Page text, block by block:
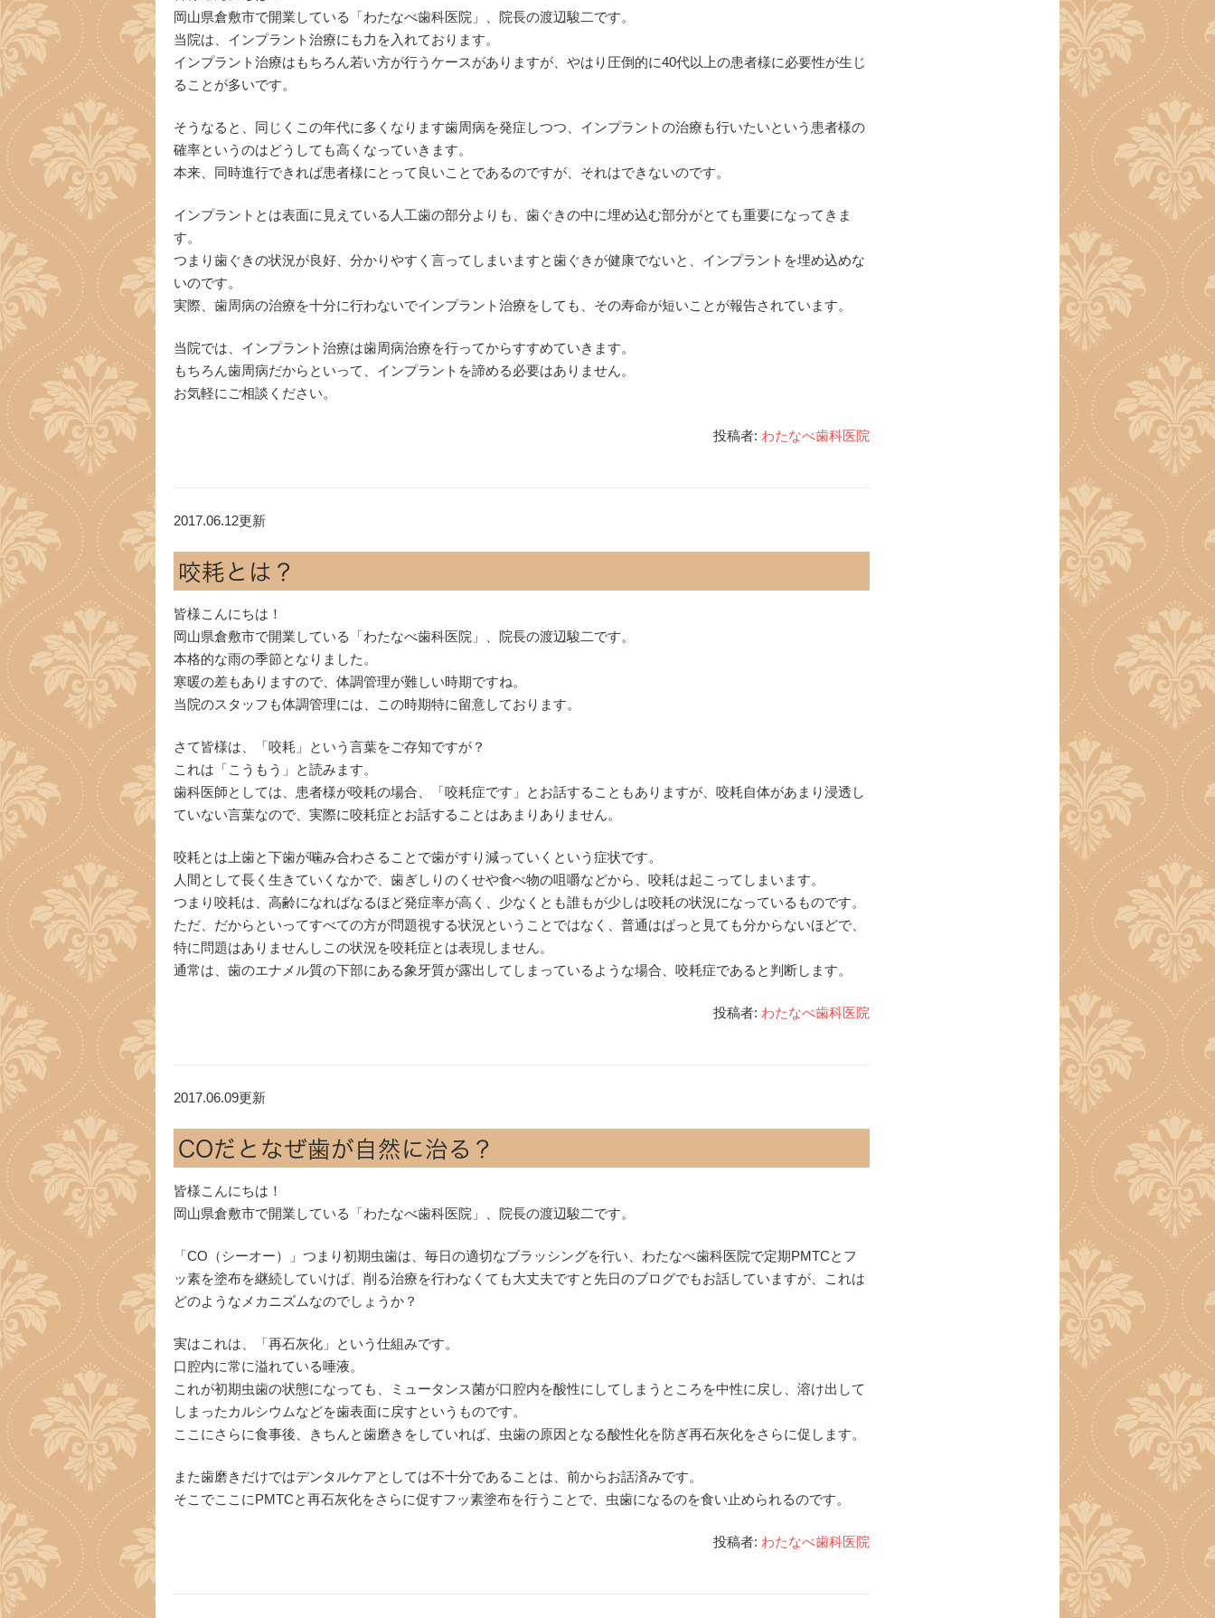
岡山県倉敷市で開業している「わたなべ歯科医院」、院長の渡辺駿二です。
当院は、インプラント治療にも力を入れております。
インプラント治療はもちろん若い方が行うケースがありますが、やはり圧倒的に40代以上の患者様に必要性が生じ
ることが多いです。
そうなると、同じくこの年代に多くなります歯周病を発症しつつ、インプラントの治療も行いたいという患者様の
確率というのはどうしても高くなっていきます。
本来、同時進行できれば患者様にとって良いことであるのですが、それはできないのです。
インプラントとは表面に見えている人工歯の部分よりも、歯ぐきの中に埋め込む部分がとても重要になってきま
す。
つまり歯ぐきの状況が良好、分かりやすく言ってしまいますと歯ぐきが健康でないと、インプラントを埋め込めな
いのです。
実際、歯周病の治療を十分に行わないでインプラント治療をしても、その寿命が短いことが報告されています。
当院では、インプラント治療は歯周病治療を行ってからすすめていきます。
もちろん歯周病だからといって、インプラントを諦める必要はありません。
お気軽にご相談ください。
投稿者: わたなべ歯科医院
2017.06.12更新
咬耗とは？
皆様こんにちは！
岡山県倉敷市で開業している「わたなべ歯科医院」、院長の渡辺駿二です。
本格的な雨の季節となりました。
寒暖の差もありますので、体調管理が難しい時期ですね。
当院のスタッフも体調管理には、この時期特に留意しております。
さて皆様は、「咬耗」という言葉をご存知ですが？
これは「こうもう」と読みます。
歯科医師としては、患者様が咬耗の場合、「咬耗症です」とお話することもありますが、咬耗自体があまり浸透し
ていない言葉なので、実際に咬耗症とお話することはあまりありません。
咬耗とは上歯と下歯が噛み合わさることで歯がすり減っていくという症状です。
人間として長く生きていくなかで、歯ぎしりのくせや食べ物の咀嚼などから、咬耗は起こってしまいます。
つまり咬耗は、高齢になればなるほど発症率が高く、少なくとも誰もが少しは咬耗の状況になっているものです。
ただ、だからといってすべての方が問題視する状況ということではなく、普通はぱっと見ても分からないほどで、
特に問題はありませんしこの状況を咬耗症とは表現しません。
通常は、歯のエナメル質の下部にある象牙質が露出してしまっているような場合、咬耗症であると判断します。
投稿者: わたなべ歯科医院
2017.06.09更新
COだとなぜ歯が自然に治る？
皆様こんにちは！
岡山県倉敷市で開業している「わたなべ歯科医院」、院長の渡辺駿二です。
「CO（シーオー）」つまり初期虫歯は、毎日の適切なブラッシングを行い、わたなべ歯科医院で定期PMTCとフ
ッ素を塗布を継続していけば、削る治療を行わなくても大丈夫ですと先日のブログでもお話していますが、これは
どのようなメカニズムなのでしょうか？
実はこれは、「再石灰化」という仕組みです。
口腔内に常に溢れている唾液。
これが初期虫歯の状態になっても、ミュータンス菌が口腔内を酸性にしてしまうところを中性に戻し、溶け出して
しまったカルシウムなどを歯表面に戻すというものです。
ここにさらに食事後、きちんと歯磨きをしていれば、虫歯の原因となる酸性化を防ぎ再石灰化をさらに促します。
また歯磨きだけではデンタルケアとしては不十分であることは、前からお話済みです。
そこでここにPMTCと再石灰化をさらに促すフッ素塗布を行うことで、虫歯になるのを食い止められるのです。
投稿者: わたなべ歯科医院